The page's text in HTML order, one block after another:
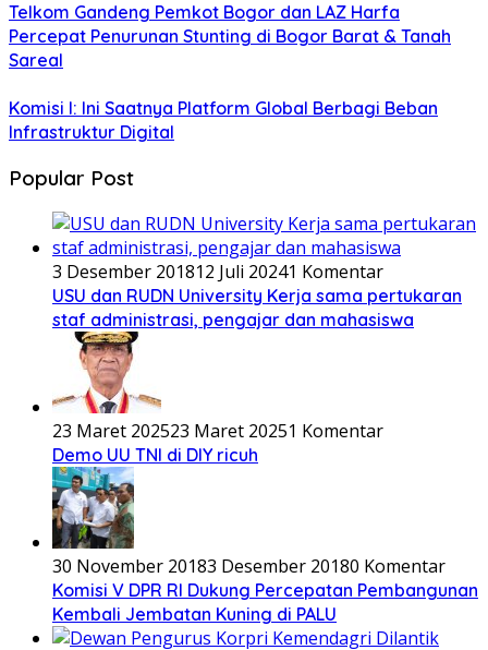
Telkom Gandeng Pemkot Bogor dan LAZ Harfa
Percepat Penurunan Stunting di Bogor Barat & Tanah
Sareal
Komisi I: Ini Saatnya Platform Global Berbagi Beban
Infrastruktur Digital
Popular Post
3 Desember 201812 Juli 20241 Komentar
USU dan RUDN University Kerja sama pertukaran
staf administrasi, pengajar dan mahasiswa
23 Maret 202523 Maret 20251 Komentar
Demo UU TNI di DIY ricuh
30 November 20183 Desember 20180 Komentar
Komisi V DPR RI Dukung Percepatan Pembangunan
Kembali Jembatan Kuning di PALU